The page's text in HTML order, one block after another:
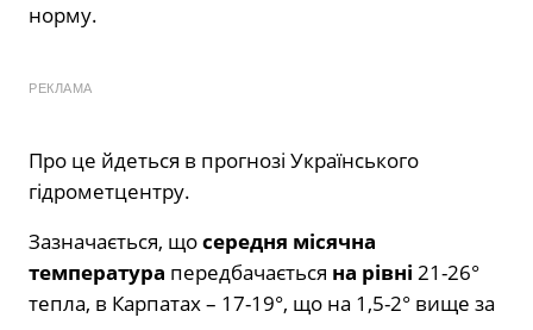
норму.
РЕКЛАМА
Про це йдеться в прогнозі Українського
гідрометцентру.
Зазначається, щосередня місячна
температура передбачається на рівні 21-26°
тепла, в Карпатах – 17-19°, що на 1,5-2° вище за